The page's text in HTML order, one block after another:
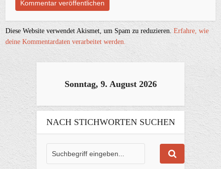
Diese Website verwendet Akismet, um Spam zu reduzieren.Erfahre, wie
deine Kommentardaten verarbeitet werden.
Sonntag, 9. August 2026
NACH STICHWORTEN SUCHEN